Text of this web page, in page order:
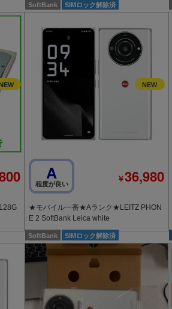
SoftBank SIMロック解除済
A
程度が良い ￥36,980
★モバイル一番★Aランク★LEITZ PHON
E 2 SoftBank Leica white
SoftBank SIMロック解除済